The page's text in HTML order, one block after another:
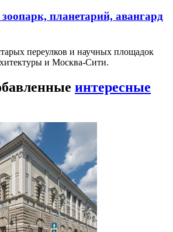
планетарий, авангард
переулков и научных площадок
и Москва-Сити.
интересные